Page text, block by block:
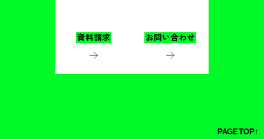
資料請求 お問い合わせ
PAGE TOP↑